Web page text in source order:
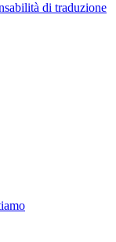
di traduzione